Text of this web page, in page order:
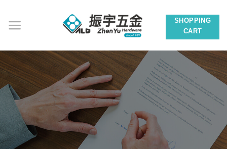
content
SHOPPING
CART